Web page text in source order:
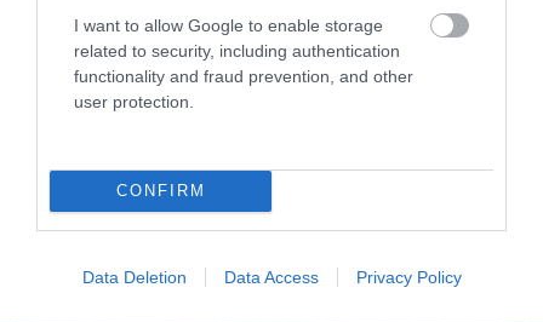
I want to allow Google to enable storage
related to security, including authentication
functionality and fraud prevention, and other
user protection.
CONFIRM
Data Deletion Data Access Privacy Policy
419 177 99
5 h 14 min